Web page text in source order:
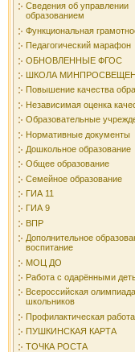
Сведения об управлении
образованием
Функциональная
Педагогический марафон
ОБНОВЛЕННЫЕ ФГОС
ШКОЛА
Повышение качества
Независимая оценка
Образовательные
Нормативные документы
Дошкольное образование
Общее образование
Семейное образование
ГИА 11
ГИА 9
ВПР
Дополнительное
воспитание
МОЦ ДО
Работа с одарёнными
Всероссийская олимпиада
школьников
Профилактическая работа
ПУШКИНСКАЯ КАРТА
ТОЧКА РОСТА